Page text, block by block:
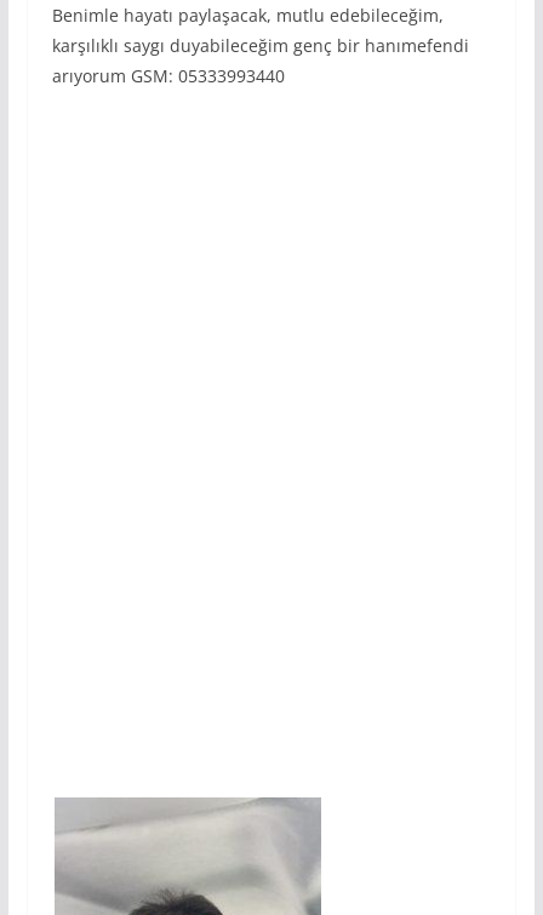
Benimle hayatı paylaşacak, mutlu edebileceğim,
karşılıklı saygı duyabileceğim genç bir hanımefendi
arıyorum GSM: 05333993440